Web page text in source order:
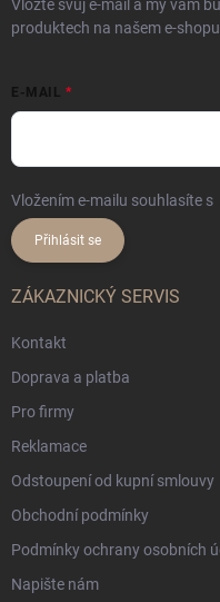
Vložte svůj e-mail a my vám
produktech na našem e-
E-MAIL
Vložením e-mailu souhlasíte s
Přihlásit se
ZÁKAZNICKÝ SERVIS
Kontakt
Doprava a platba
Pro firmy
Reklamace
Odstoupení od kupní smlouvy
Obchodní podmínky
Podmínky ochrany osobních
Napište nám